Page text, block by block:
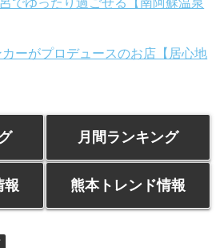
ーがプロデュースのお店【居心地
月間ランキング
報 熊本トレンド情報